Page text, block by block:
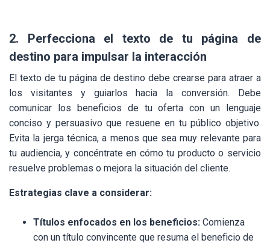
2. Perfecciona el texto de tu página de
destino para impulsar la interacción
El texto de tu página de destino debe crearse para atraer a
los visitantes y guiarlos hacia la conversión. Debe
comunicar los beneficios de tu oferta con un lenguaje
conciso y persuasivo que resuene en tu público objetivo.
Evita la jerga técnica, a menos que sea muy relevante para
tu audiencia, y concéntrate en cómo tu producto o servicio
resuelve problemas o mejora la situación del cliente.
Estrategias clave a considerar:
Títulos enfocados en los beneficios: Comienza
con un título convincente que resuma el beneficio de